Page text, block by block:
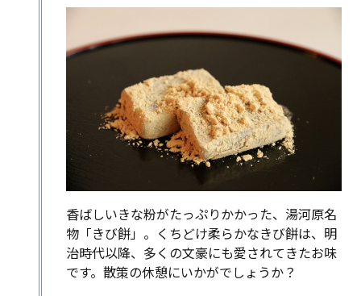
香ばしいきな粉がたっぷりかかった、湯河原名
物「きび餅」。くちどけ柔らかなきび餅は、明
治時代以降、多くの文豪にも愛されてきたお味
です。散策の休憩にいかがでしょうか？